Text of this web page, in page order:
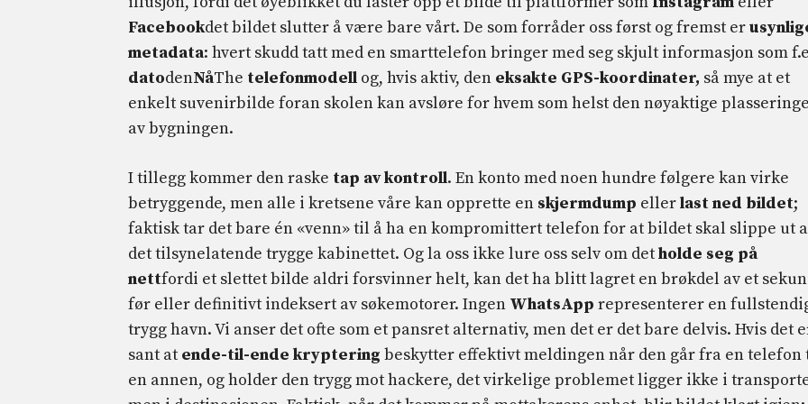
Facebookdet bildet slutter å være bare vårt. De som forråder oss først og fremst er
metadata: hvert skudd tatt med en smarttelefon bringer med seg skjult informasjon som
datodenNåThe telefonmodell og, hvis aktiv, den eksakte GPS-koordinater, så mye at et
enkelt suvenirbilde foran skolen kan avsløre for hvem som helst den nøyaktige
av bygningen.
I tillegg kommer den raske tap av kontroll. En konto med noen hundre følgere kan virke
betryggende, men alle i kretsene våre kan opprette en skjermdump ellerlast ned bildet;
faktisk tar det bare én «venn» til å ha en kompromittert telefon for at bildet skal slippe ut
det tilsynelatende trygge kabinettet. Og la oss ikke lure oss selv om detholde seg på
nettfordi et slettet bilde aldri forsvinner helt, kan det ha blitt lagret en brøkdel av et
før eller definitivt indeksert av søkemotorer. Ingen WhatsApp representerer en
trygg havn. Vi anser det ofte som et pansret alternativ, men det er det bare delvis. Hvis det
sant at ende-til-ende kryptering beskytter effektivt meldingen når den går fra en telefon
en annen, og holder den trygg mot hackere, det virkelige problemet ligger ikke i